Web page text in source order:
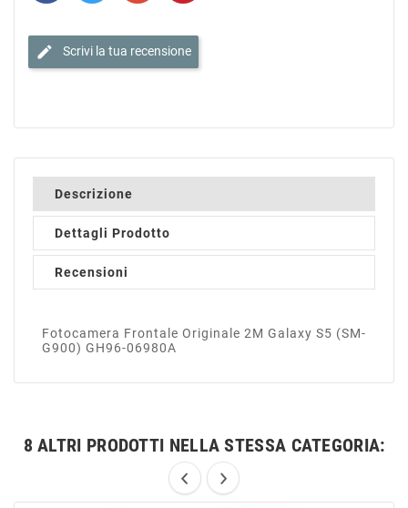
edit Scrivi la tua recensione
Descrizione
Dettagli Prodotto
Recensioni
Fotocamera Frontale Originale 2M Galaxy S5 (SM-
G900) GH96-06980A
8 ALTRI PRODOTTI NELLA STESSA CATEGORIA: